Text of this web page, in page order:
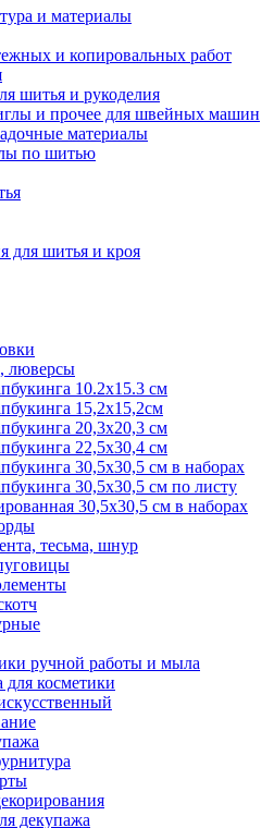
и материалы
и копировальных работ
шитья и рукоделия
и прочее для швейных машин
материалы
по шитью
для шитья и кроя
люверсы
10.2х15.3 см
15,2х15,2см
20,3х20,3 см
22,5х30,4 см
30,5х30,5 см в наборах
30,5х30,5 см по листу
30,5х30,5 см в наборах
тесьма, шнур
ручной работы и мыла
для косметики
декупажа